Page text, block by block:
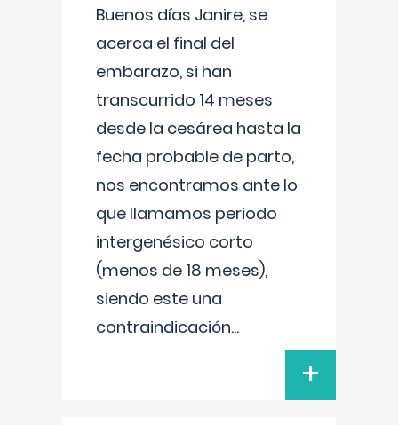
Buenos días Janire, se
acerca el final del
embarazo, si han
transcurrido 14 meses
desde la cesárea hasta la
fecha probable de parto,
nos encontramos ante lo
que llamamos periodo
intergenésico corto
(menos de 18 meses),
siendo este una
contraindicación...
+